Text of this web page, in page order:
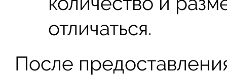
отличаться.
После